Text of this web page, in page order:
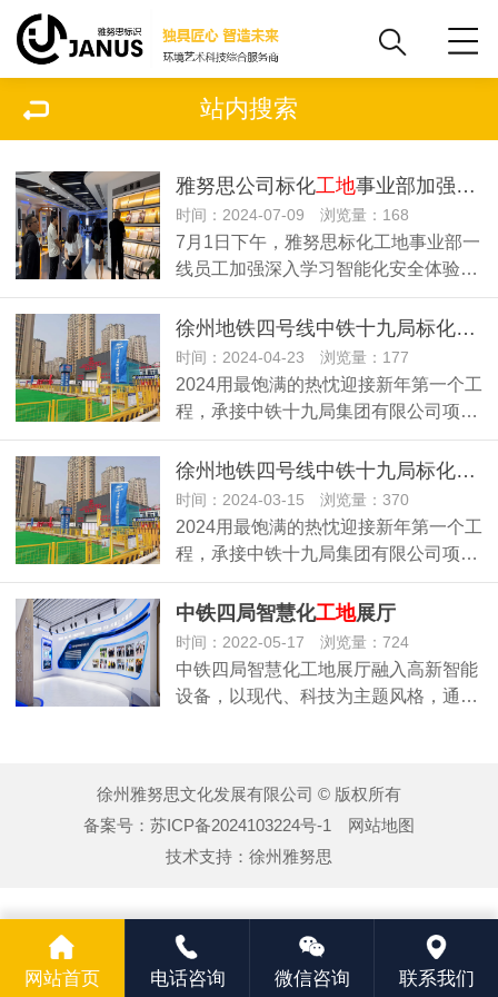
站内搜索
雅努思公司标化工地事业部加强深入学习智能化体验馆
时间：2024-07-09 浏览量：168
7月1日下午，雅努思标化工地事业部一
线员工加强深入学习智能化安全体验…
徐州地铁四号线中铁十九局标化
工地
时间：2024-04-23 浏览量：177
2024用最饱满的热忱迎接新年第一个工
程，承接中铁十九局集团有限公司项…
徐州地铁四号线中铁十九局标化
工地
时间：2024-03-15 浏览量：370
2024用最饱满的热忱迎接新年第一个工
程，承接中铁十九局集团有限公司项…
中铁四局智慧化工地展厅
时间：2022-05-17 浏览量：724
中铁四局智慧化工地展厅融入高新智能
设备，以现代、科技为主题风格，通…
徐州雅努思文化发展有限公司 © 版权所有
备案号： 苏ICP备2024103224号-1
网站地图
技术支持： 徐州雅努思
网站首页 电话咨询 微信咨询 联系我们